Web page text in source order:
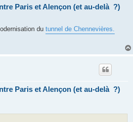
Paris et Alençon (et au-delà ?)
du tunnel de Chennevières.
Paris et Alençon (et au-delà ?)